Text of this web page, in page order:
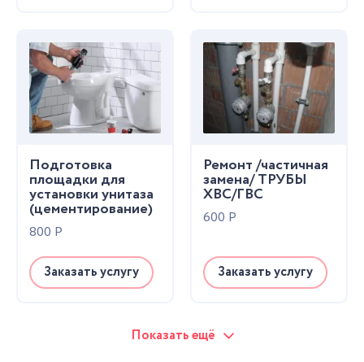
Подготовка
площадки для
установки унитаза
(цементирование)
800 Р
Заказать услугу
Ремонт /частичная
замена/ ТРУБЫ
ХВС/ГВС
600 Р
Заказать услугу
Показать ещё